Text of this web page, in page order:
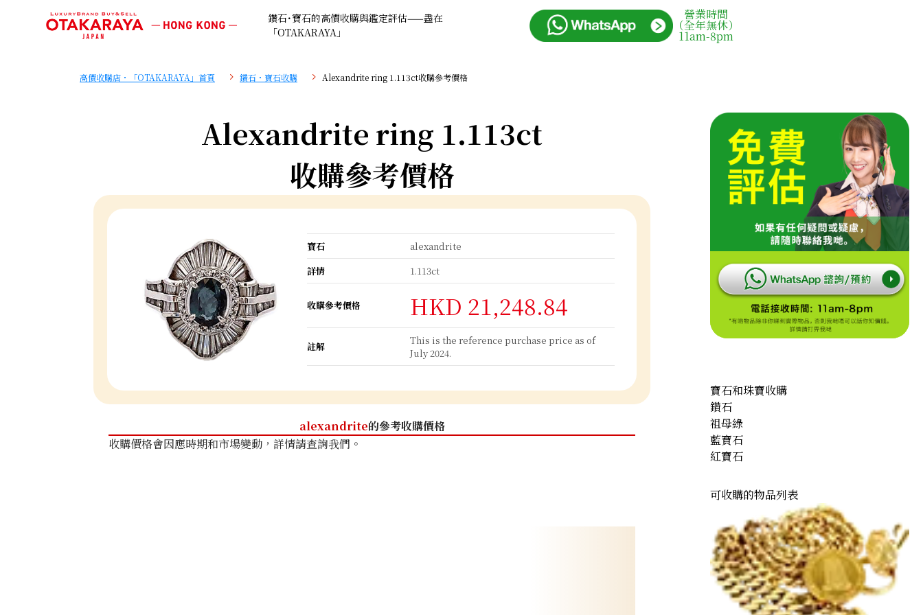
鑽石･寶石的高價收購與鑑定評估——盡在
「OTAKARAYA」
營業時間
（全年無休）
11am-8pm
高價收購店・「OTAKARAYA」首頁 鑽石・寶石收購 Alexandrite ring 1.113ct收購參考價格
Alexandrite ring 1.113ct
收購參考價格
寶石
alexandrite
詳情
1.113ct
收購參考價格 HKD 21,248.84
註解
This is the reference purchase price as of
July 2024.
alexandrite的參考收購價格
收購價格會因應時期和市場變動，詳情請查詢我們。
寶石和珠寶收購
鑽石
祖母綠
藍寶石
紅寶石
可收購的物品列表